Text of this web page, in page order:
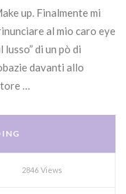
up. Finalmente mi
al mio caro eye
lusso” di un pò di
davanti allo
…
2846 Views